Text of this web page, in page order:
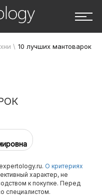
\ 10 лучших мантоварок
О критериях
характер, не
к покупке. Перед
специалистом.